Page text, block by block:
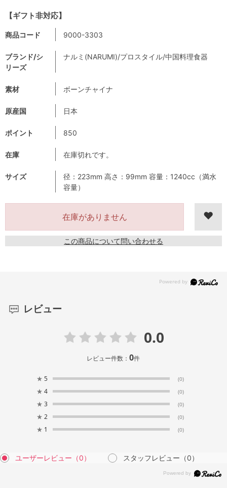
【ギフト非対応】
商品コード 9000-3303
ブランド/シ
リーズ
ナルミ(NARUMI)/プロスタイル/中国料理食器
素材 ボーンチャイナ
原産国 日本
ポイント 850
在庫 在庫切れです。
サイズ
径：223mm 高さ：99mm 容量：1240cc（満水
容量）
在庫がありません
この商品について問い合わせる
レビュー
0.0
レビュー件数：0件
★ 5 (0)
★ 4 (0)
★ 3 (0)
★ 2 (0)
★ 1 (0)
ユーザーレビュー （0） スタッフレビュー （0）